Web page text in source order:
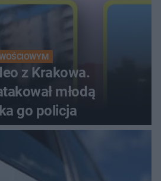
z Krakowa.
młodą
go policja